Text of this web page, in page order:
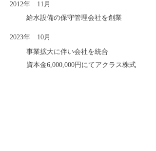
2012年 11月
給水設備の保守管理会社を創業
2023年 10月
事業拡大に伴い会社を統合
資本金6,000,000円にてアクラス株式